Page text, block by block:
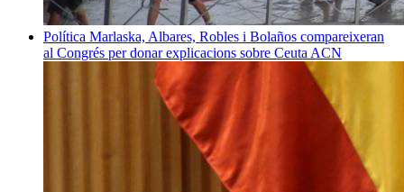
Política Marlaska, Albares, Robles i Bolaños compareixeran
al Congrés per donar explicacions sobre Ceuta ACN